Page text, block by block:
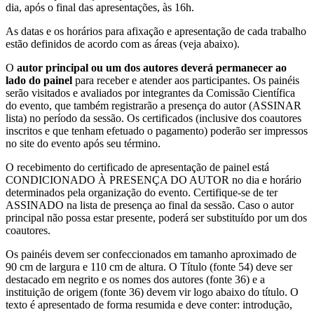
dia, após o final das apresentações, às 16h.
As datas e os horários para afixação e apresentação de cada trabalho
estão definidos de acordo com as áreas (veja abaixo).
O autor principal ou um dos autores deverá permanecer ao
lado do painel para receber e atender aos participantes. Os painéis
serão visitados e avaliados por integrantes da Comissão Científica
do evento, que também registrarão a presença do autor (ASSINAR
lista) no período da sessão. Os certificados (inclusive dos coautores
inscritos e que tenham efetuado o pagamento) poderão ser impressos
no site do evento após seu término.
O recebimento do certificado de apresentação de painel está
CONDICIONADO À PRESENÇA DO AUTOR no dia e horário
determinados pela organização do evento. Certifique-se de ter
ASSINADO na lista de presença ao final da sessão. Caso o autor
principal não possa estar presente, poderá ser substituído por um dos
coautores.
Os painéis devem ser confeccionados em tamanho aproximado de
90 cm de largura e 110 cm de altura. O Título (fonte 54) deve ser
destacado em negrito e os nomes dos autores (fonte 36) e a
instituição de origem (fonte 36) devem vir logo abaixo do título. O
texto é apresentado de forma resumida e deve conter: introdução,